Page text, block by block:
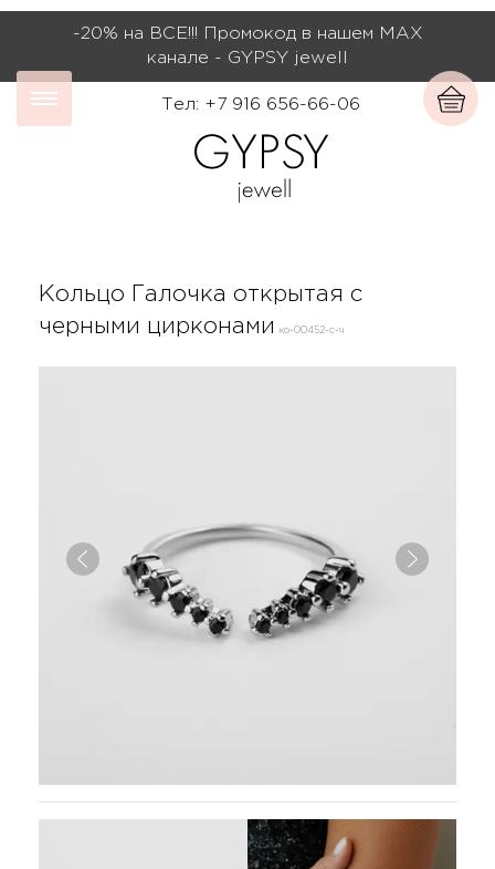
-20% на ВСЕ!!! Промокод в нашем МАХ
канале - GYPSY jewell
Тел: +7 916 656-66-06
Кольцо Галочка открытая с
черными цирконами
ко-00452-с-ч